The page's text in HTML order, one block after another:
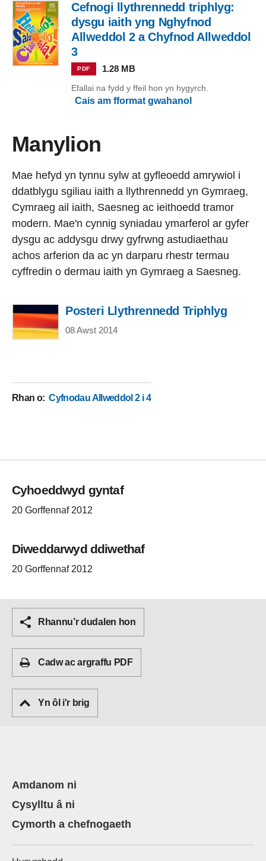
Cefnogi llythrennedd triphlyg:
dysgu iaith yng Nghyfnod
Allweddol 2 a Chyfnod Allweddol
3
PDF 1.28 MB
Efallai na fydd y ffeil hon yn hygyrch.
Cais am fformat gwahanol
Manylion
Mae hefyd yn tynnu sylw at gyfleoedd amrywiol i
ddatblygu sgiliau iaith a llythrennedd yn Gymraeg,
Cymraeg ail iaith, Saesneg ac ieithoedd tramor
modern. Mae'n cynnig syniadau ymarferol ar gyfer
dysgu ac addysgu drwy gyfrwng astudiaethau
achos arferion da ac yn darparu rhestr termau
cyffredin o dermau iaith yn Gymraeg a Saesneg.
Posteri Llythrennedd Triphlyg
08 Awst 2014
Rhan o:Cyfnodau Allweddol 2 i 4
Cyhoeddwyd gyntaf
20 Gorffennaf 2012
Diweddarwyd ddiwethaf
20 Gorffennaf 2012
Rhannu’r dudalen hon
Cadw ac argraffu PDF
Yn ôl i'r brig
Amdanom ni
Cysylltu â ni
Cymorth a chefnogaeth